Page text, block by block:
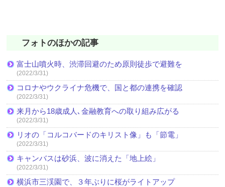
フォトのほかの記事
富士山噴火時、渋滞回避のため原則徒歩で避難を
(2022/3/31)
コロナやウクライナ危機で、国と都の連携を確認
(2022/3/31)
来月から18歳成人､金融教育への取り組み広がる
(2022/3/31)
リオの「コルコバードのキリスト像」も「節電」
(2022/3/31)
キャンバスは砂浜、波に消えた「地上絵」
(2022/3/31)
横浜市三渓園で、３年ぶりに桜がライトアップ